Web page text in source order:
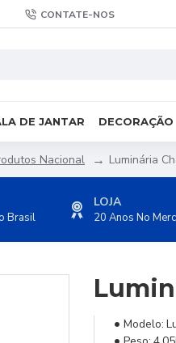
CONTATE-NOS
DE JANTAR DECORAÇÃO
Nacional Luminária
Brasil
LOJA
20 Anos No
Modelo: